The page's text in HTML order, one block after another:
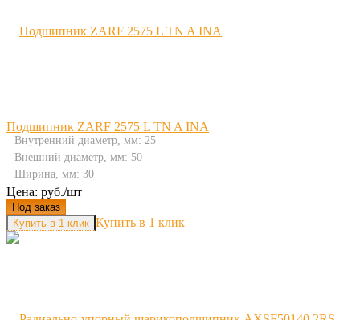
Подшипник ZARF 2575 L TN A INA
Внутренний диаметр, мм: 25
Внешний диаметр, мм: 50
Ширина, мм: 30
Цена: руб./шт
Под заказ
Купить в 1 клик